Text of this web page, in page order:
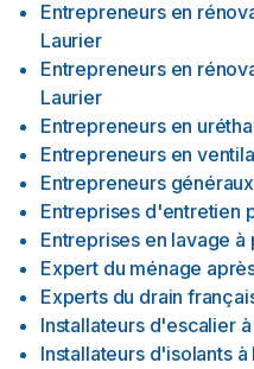
Entrepreneurs en
Laurier
Entrepreneurs en
Laurier
Entrepreneurs en
Entrepreneurs en
Entrepreneurs généraux
Entreprises d'entretien
Entreprises en lavage à
Expert du ménage
Experts du drain
Installateurs d'escalier à
Installateurs d'isolants à